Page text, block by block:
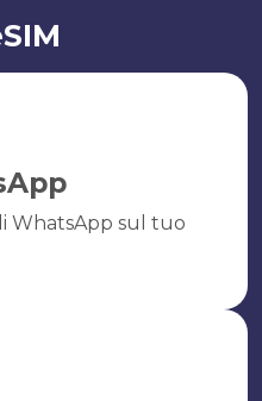
WhatsApp sul tuo